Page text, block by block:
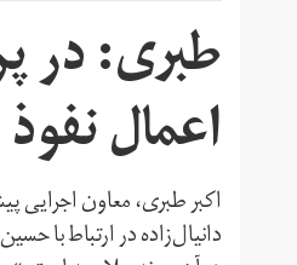
طبری: در
اعمال
اکبر طبری، معاون اجرایی
دانیال‌زاده در ارتباط با